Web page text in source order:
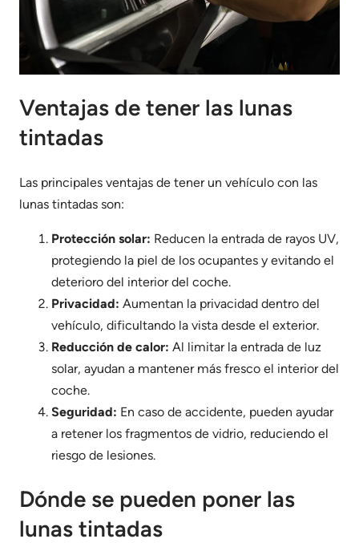
Ventajas de tener las lunas
tintadas
Las principales ventajas de tener un vehículo con las
lunas tintadas son:
Protección solar: Reducen la entrada de rayos UV,
protegiendo la piel de los ocupantes y evitando el
deterioro del interior del coche.
Privacidad: Aumentan la privacidad dentro del
vehículo, dificultando la vista desde el exterior.
Reducción de calor: Al limitar la entrada de luz
solar, ayudan a mantener más fresco el interior del
coche.
Seguridad: En caso de accidente, pueden ayudar
a retener los fragmentos de vidrio, reduciendo el
riesgo de lesiones.
Dónde se pueden poner las
lunas tintadas